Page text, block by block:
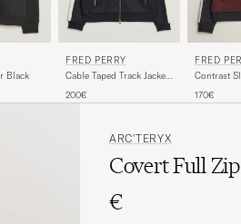
Black
FRED PERRY
Cable Taped Track Jacket
200€
FRED
Contrast
170€
ARC'TERYX
Covert Full
€